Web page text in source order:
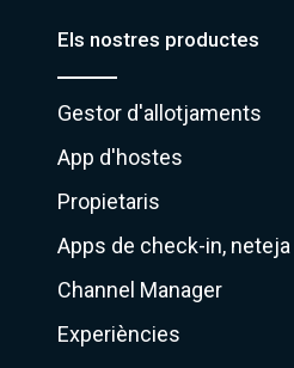
Els nostres productes
Gestor d'allotjaments
App d'hostes
Propietaris
Apps de check-in,
Channel Manager
Experiències